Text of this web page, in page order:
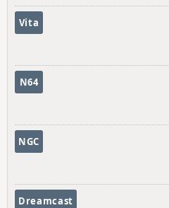
Vita
N64
NGC
Dreamcast